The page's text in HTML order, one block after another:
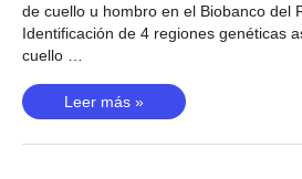
de cuello u hombro en el Biobanco del
Identificación de 4 regiones genéticas
cuello …
Dolor
de
cuello
Leer más »